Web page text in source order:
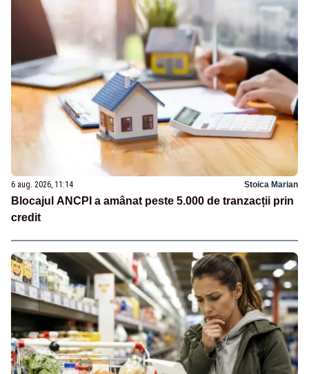
6 aug. 2026, 11:14 Stoica Marian
Blocajul ANCPI a amânat peste 5.000 de tranzacții prin
credit